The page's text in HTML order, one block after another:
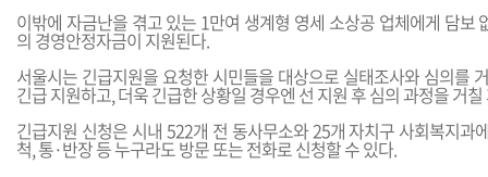
이밖에 자금난을 겪고 있는 1만여 생계형 영세 소상공 업체에게 담보
의 경영안정자금이 지원된다.
서울시는 긴급지원을 요청한 시민들을 대상으로 실태조사와 심의를
긴급 지원하고, 더욱 긴급한 상황일 경우엔 선 지원 후 심의 과정을 거
긴급지원 신청은 시내 522개 전 동사무소와 25개 자치구 사회복지과
척, 통·반장 등 누구라도 방문 또는 전화로 신청할 수 있다.